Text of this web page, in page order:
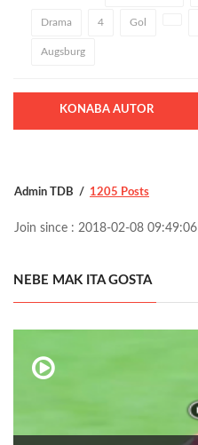
Drama 4 Gol
Augsburg
KONABA AUTOR
Admin TDB 1205 Posts
Join since : 2018-02-08 09:49:06
NEBE MAK ITA GOSTA